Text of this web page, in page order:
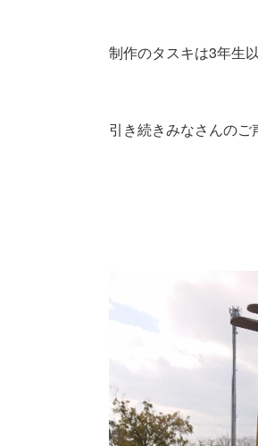
制作のタスキは3年生
引き続きみなさんのご